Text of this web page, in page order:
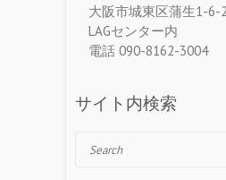
大阪市城東区蒲生1-6-
LAGセンター内
電話 090-8162-3004
サイト内検索
Search